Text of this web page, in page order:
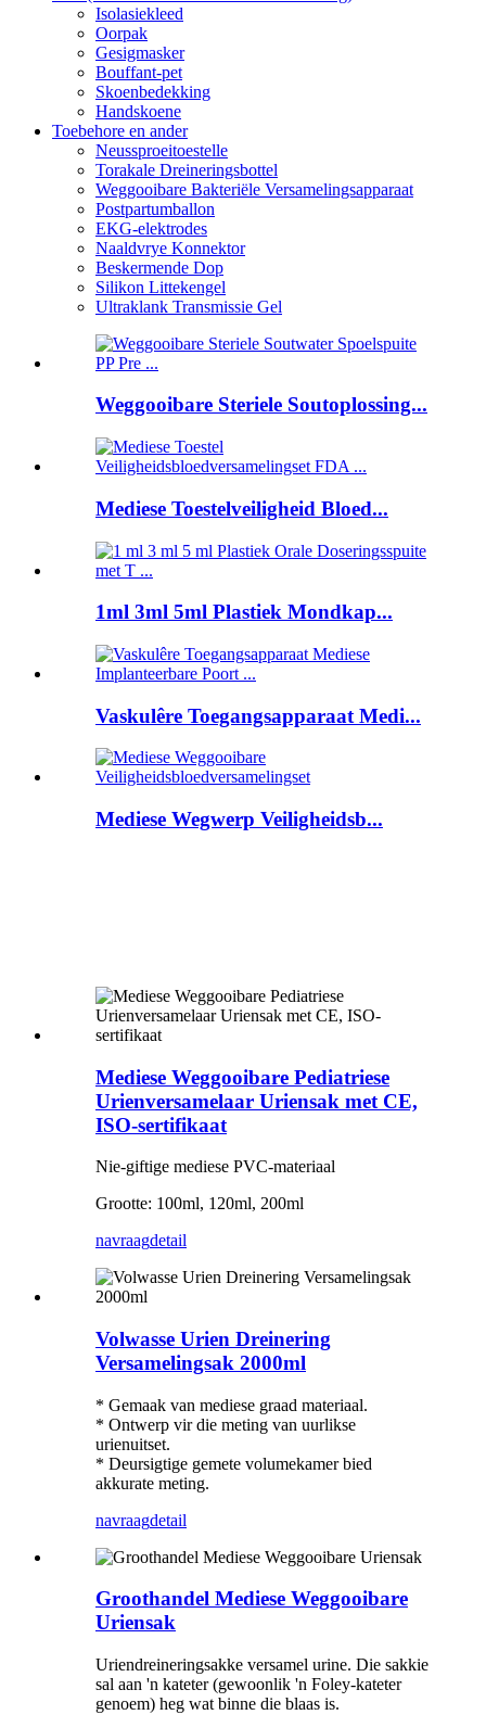
Isolasiekleed
Oorpak
Gesigmasker
Bouffant-pet
Skoenbedekking
Handskoene
Toebehore en ander
Neussproeitoestelle
Torakale Dreineringsbottel
Weggooibare Bakteriële Versamelingsapparaat
Postpartumballon
EKG-elektrodes
Naaldvrye Konnektor
Beskermende Dop
Silikon Littekengel
Ultraklank Transmissie Gel
Weggooibare Steriele Soutoplossing...
Mediese Toestelveiligheid Bloed...
1ml 3ml 5ml Plastiek Mondkap...
Vaskulêre Toegangsapparaat Medi...
Mediese Wegwerp Veiligheidsb...
Mediese Weggooibare Pediatriese
Urienversamelaar Uriensak met CE,
ISO-sertifikaat
Nie-giftige mediese PVC-materiaal
Grootte: 100ml, 120ml, 200ml
navraagdetail
Volwasse Urien Dreinering
Versamelingsak 2000ml
* Gemaak van mediese graad materiaal.
* Ontwerp vir die meting van uurlikse
urienuitset.
* Deursigtige gemete volumekamer bied
akkurate meting.
navraagdetail
Groothandel Mediese Weggooibare
Uriensak
Uriendreineringsakke versamel urine. Die sakkie
sal aan 'n kateter (gewoonlik 'n Foley-kateter
genoem) heg wat binne die blaas is.